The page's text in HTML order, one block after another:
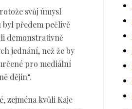
svůj úmysl
byl předem pečlivě
demonstrativně
jednání, než že by
pro mediální
dějin“.
zejména kvůli Kaje